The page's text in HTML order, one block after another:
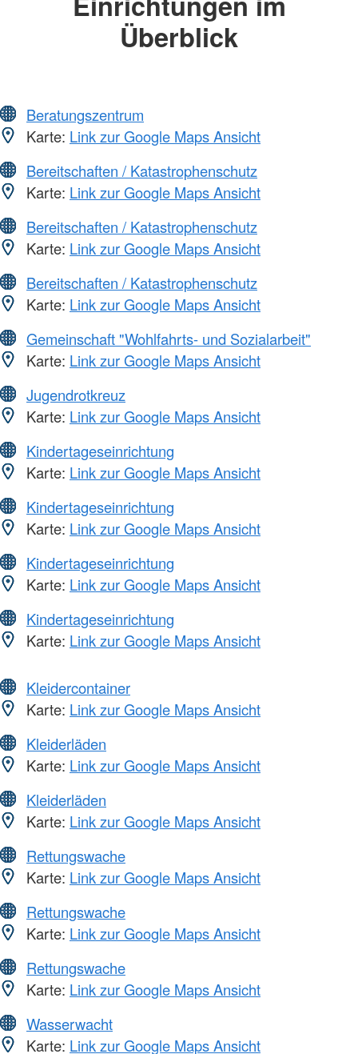
Überblick
Beratungszentrum
Karte: Link zur Google Maps Ansicht
Bereitschaften / Katastrophenschutz
Karte: Link zur Google Maps Ansicht
Bereitschaften / Katastrophenschutz
Karte: Link zur Google Maps Ansicht
Bereitschaften / Katastrophenschutz
Karte: Link zur Google Maps Ansicht
Gemeinschaft "Wohlfahrts- und Sozialarbeit"
Karte: Link zur Google Maps Ansicht
Jugendrotkreuz
Karte: Link zur Google Maps Ansicht
Kindertageseinrichtung
Karte: Link zur Google Maps Ansicht
Kindertageseinrichtung
Karte: Link zur Google Maps Ansicht
Kindertageseinrichtung
Karte: Link zur Google Maps Ansicht
Kindertageseinrichtung
Karte: Link zur Google Maps Ansicht
Kleidercontainer
Karte: Link zur Google Maps Ansicht
Kleiderläden
Karte: Link zur Google Maps Ansicht
Kleiderläden
Karte: Link zur Google Maps Ansicht
Rettungswache
Karte: Link zur Google Maps Ansicht
Rettungswache
Karte: Link zur Google Maps Ansicht
Rettungswache
Karte: Link zur Google Maps Ansicht
Wasserwacht
Karte: Link zur Google Maps Ansicht